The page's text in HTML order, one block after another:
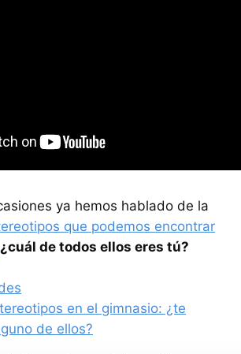
ya hemos hablado de la
que podemos encontrar
¿cuál de todos ellos eres tú?
en el gimnasio: ¿te
de ellos?